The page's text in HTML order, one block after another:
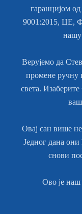
гаранцијом
9001:2015, ЦЕ,
нашу
Верујемо да
промене ручну
света.
Овај сан више
Једног дана
снови
Ово је наш